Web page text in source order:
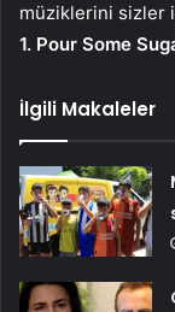
müziklerini sizler
1. Pour Some
İlgili Makaleler